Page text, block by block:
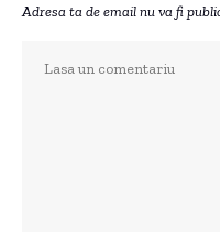
Adresa ta de email nu va fi